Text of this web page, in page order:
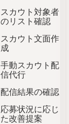
スカウト対象者
のリスト確認
スカウト文面作
成
手動スカウト配
信代行
配信結果の確認
応募状況に応じ
た改善提案